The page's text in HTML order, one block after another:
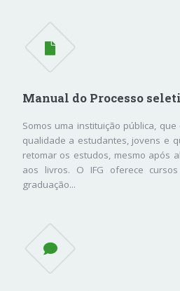
Manual do Processo
Somos uma instituição pública,
qualidade a estudantes, jovens e
retomar os estudos, mesmo após
aos livros. O IFG oferece
graduação...